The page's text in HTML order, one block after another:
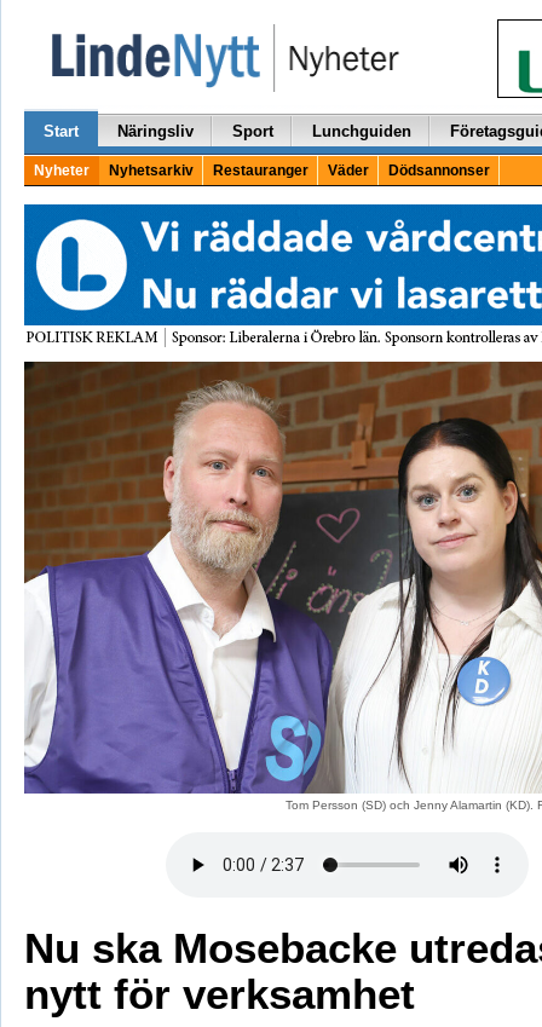
Start Näringsliv Sport Lunchguiden
Nyheter Nyhetsarkiv Restauranger Väder Dödsannonser
Tom Persson (SD) och Jenny Alamartin (KD).
Nu ska Mosebacke
nytt för verksamhet